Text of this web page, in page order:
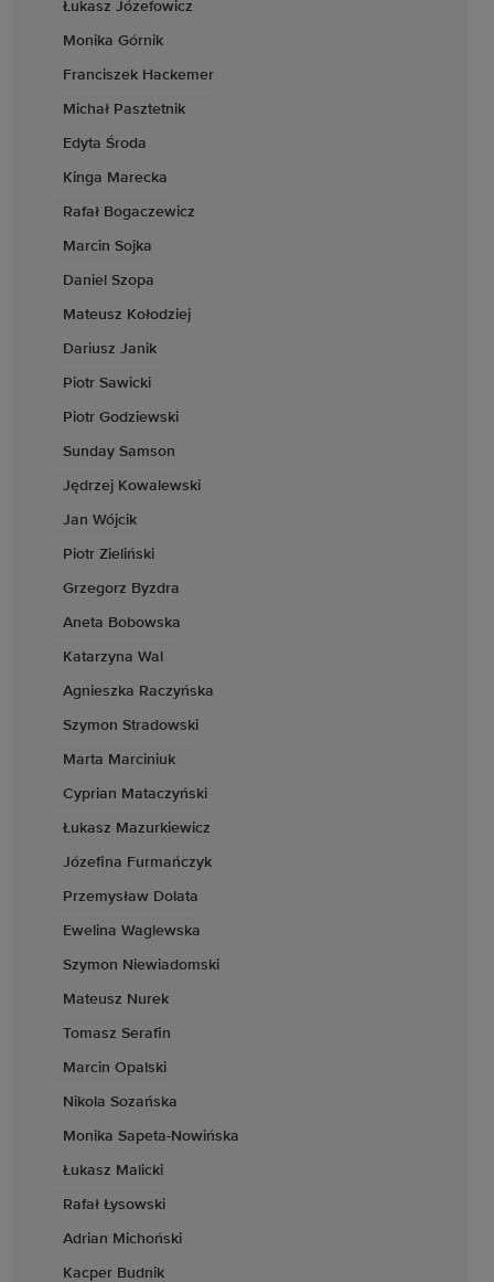
Łukasz Józefowicz
Monika Górnik
Franciszek Hackemer
Michał Pasztetnik
Edyta Środa
Kinga Marecka
Rafał Bogaczewicz
Marcin Sojka
Daniel Szopa
Mateusz Kołodziej
Dariusz Janik
Piotr Sawicki
Piotr Godziewski
Sunday Samson
Jędrzej Kowalewski
Jan Wójcik
Piotr Zieliński
Grzegorz Byzdra
Aneta Bobowska
Katarzyna Wal
Agnieszka Raczyńska
Szymon Stradowski
Marta Marciniuk
Cyprian Mataczyński
Łukasz Mazurkiewicz
Józefina Furmańczyk
Przemysław Dolata
Ewelina Waglewska
Szymon Niewiadomski
Mateusz Nurek
Tomasz Serafin
Marcin Opalski
Nikola Sozańska
Monika Sapeta-Nowińska
Łukasz Malicki
Rafał Łysowski
Adrian Michoński
Kacper Budnik